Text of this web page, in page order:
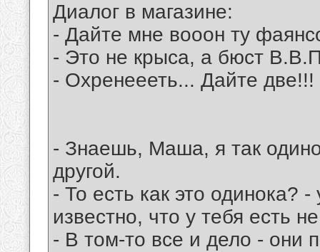
Диалог в магазине:
- Дайте мне вооон ту
- Это не крыса, а бюст
- Охренеееть... Дайте две!!!
- Знаешь, Маша, я так
другой.
- То есть как это одинока?
известно, что у тебя есть
- В том-то все и дело - они